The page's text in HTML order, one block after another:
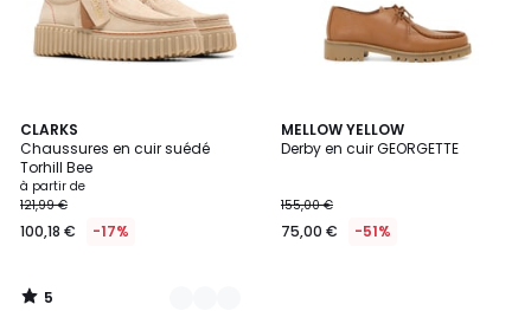
CLARKS
Chaussures en cuir suédé
Torhill Bee
à partir de
121,99 €
100,18 € -17%
5
/
5
2
Couleurs
5
/
MELLOW YELLOW
Derby en cuir GEORGETTE
155,00 €
75,00 € -51%